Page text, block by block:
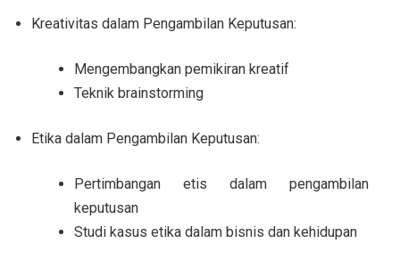
Kreativitas dalam Pengambilan Keputusan:
Mengembangkan pemikiran kreatif
Teknik brainstorming
Etika dalam Pengambilan Keputusan:
Pertimbangan etis dalam pengambilan
keputusan
Studi kasus etika dalam bisnis dan kehidupan